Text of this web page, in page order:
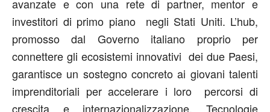
avanzate e con una rete di partner, mentor e
investitori di primo piano negli Stati Uniti. L’hub,
promosso dal Governo italiano proprio per
connettere gli ecosistemi innovativi dei due Paesi,
garantisce un sostegno concreto ai giovani talenti
imprenditoriali per accelerare i loro percorsi di
crescita e internazionalizzazione. Tecnologie